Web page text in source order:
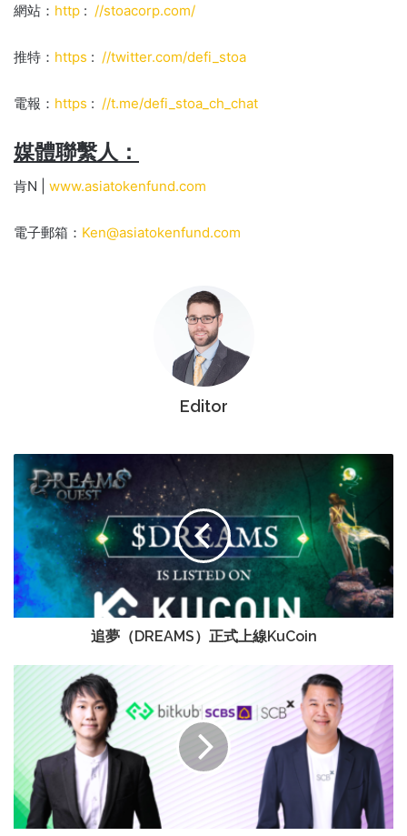
網站： http : //stoacorp.com/
推特： https : //twitter.com/defi_stoa
電報： https : //t.me/defi_stoa_ch_chat
媒體聯繫人：
肯N | www.asiatokenfund.com
電子郵箱： Ken@asiatokenfund.com
Editor
追夢（DREAMS）正式上線KuCoin